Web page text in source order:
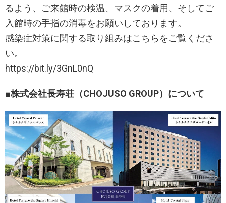
るよう、ご来館時の検温、マスクの着用、そしてご
入館時の手指の消毒をお願いしております。
感染症対策に関する取り組みはこちらをご覧くださ
い。
https://bit.ly/3GnL0nQ
■株式会社長寿荘（CHOJUSO GROUP）について